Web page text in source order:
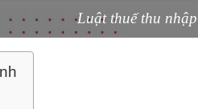
Luật thuế thu